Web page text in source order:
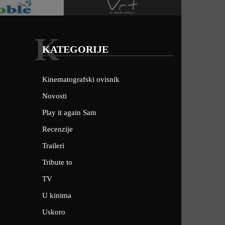
KATEGORIJE
K
Kinematografski ovisnik
Novosti
Play it again Sam
Recenzije
Traileri
Tribute to
TV
U kinima
Uskoro